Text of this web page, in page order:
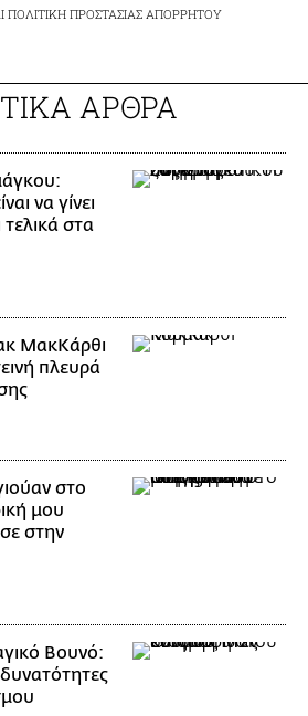
ΠΟΛΙΤΙΚΗ ΠΡΟΣΤΑΣΙΑΣ ΑΠΟΡΡΗΤΟΥ
ΑΡΘΡΑ
να γίνει
στα
ΜακΚάρθι
πλευρά
στο
μου
στην
Βουνό: